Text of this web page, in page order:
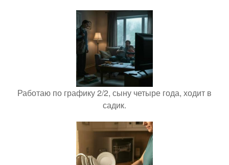
Работаю по графику 2/2, сыну четыре года, ходит в
садик.